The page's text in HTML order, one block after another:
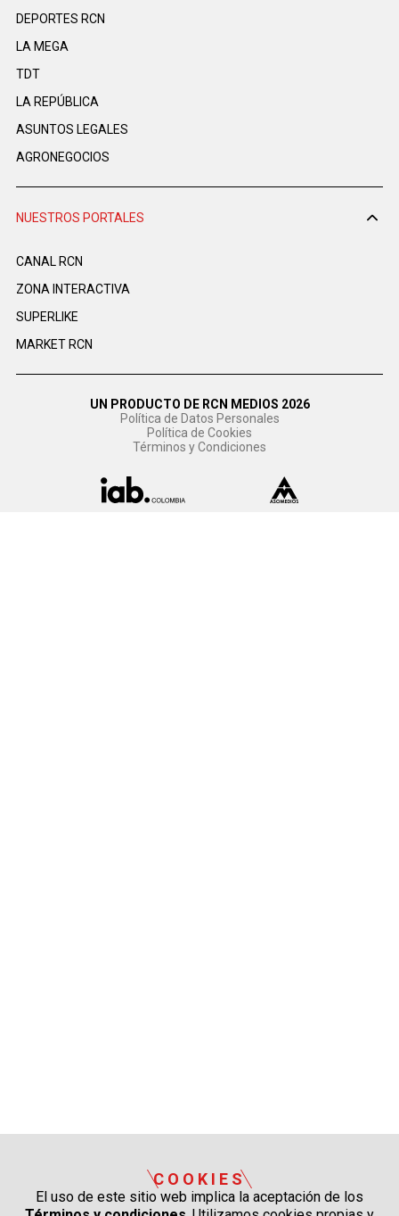
DEPORTES RCN
LA MEGA
TDT
LA REPÚBLICA
ASUNTOS LEGALES
AGRONEGOCIOS
NUESTROS PORTALES
CANAL RCN
ZONA INTERACTIVA
SUPERLIKE
MARKET RCN
UN PRODUCTO DE RCN MEDIOS 2026
Política de Datos Personales
Política de Cookies
Términos y Condiciones
COOKIES
El uso de este sitio web implica la aceptación de los